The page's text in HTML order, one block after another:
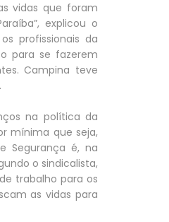
vidas que foram
explicou o
profissionais da
para se fazerem
Campina teve
na política da
mínima que seja,
Segurança é, na
o sindicalista,
trabalho para os
as vidas para